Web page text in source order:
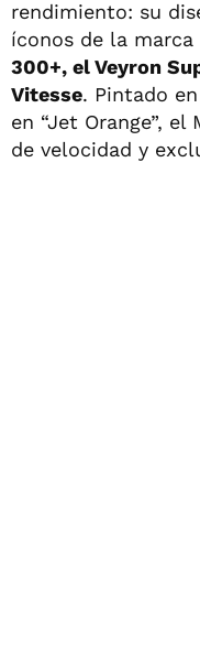
rendimiento: su
íconos de la
300+, el Veyron
Vitesse. Pintado
en “Jet Orange”,
de velocidad y